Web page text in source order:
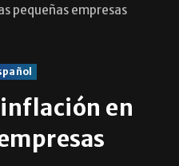
pequeñas empresas
en